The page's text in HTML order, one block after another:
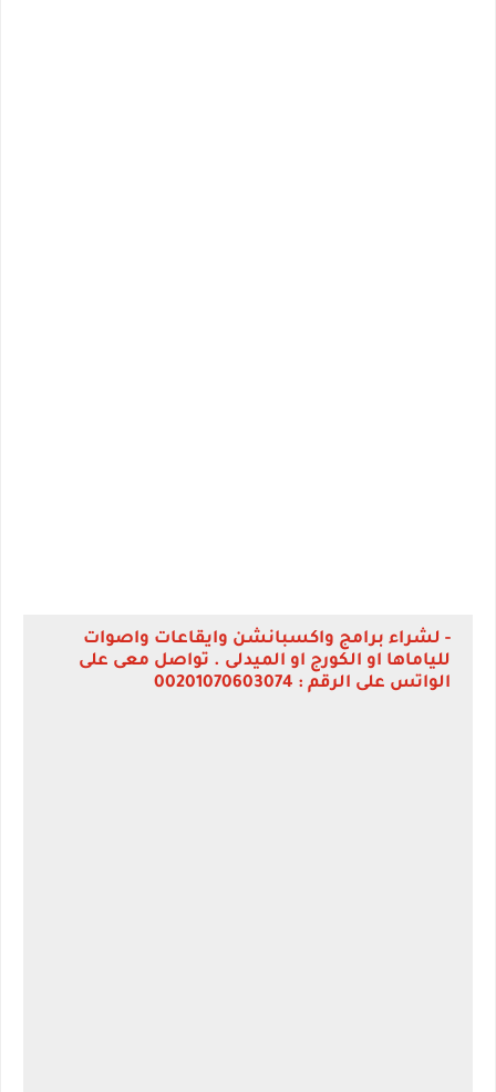
- لشراء برامج واكسبانشن وايقاعات واصوات
للياماها او الكورج او الميدلى . تواصل معى على
الواتس على الرقم : 00201070603074